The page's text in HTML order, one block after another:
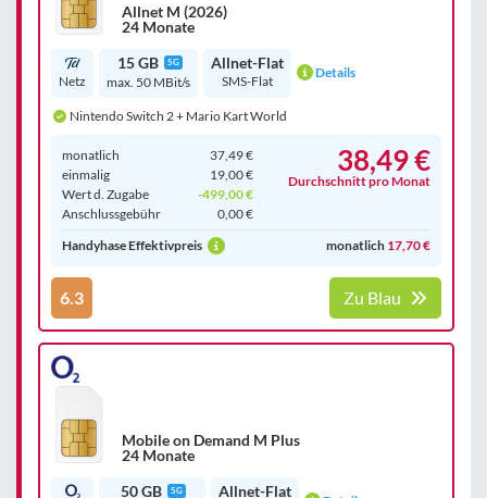
Allnet M (2026)
24 Monate
Netz
15 GB 5G
max. 50 MBit/s
Allnet-Flat
SMS-Flat Details
Nintendo Switch 2 + Mario Kart World
monatlich
37,49 €
einmalig
19,00 €
Wert d. Zugabe
-499,00 €
Anschluss­gebühr
0,00 €
38,49 €
Durchschnitt pro Monat
Handyhase Effektivpreis monatlich 17,70 €
6.3 Zu Blau
Mobile on Demand M Plus
24 Monate
50 GB 5G Allnet-Flat